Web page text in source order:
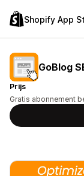
Shopify App
GoBlog
Prijs
Gratis abonnement